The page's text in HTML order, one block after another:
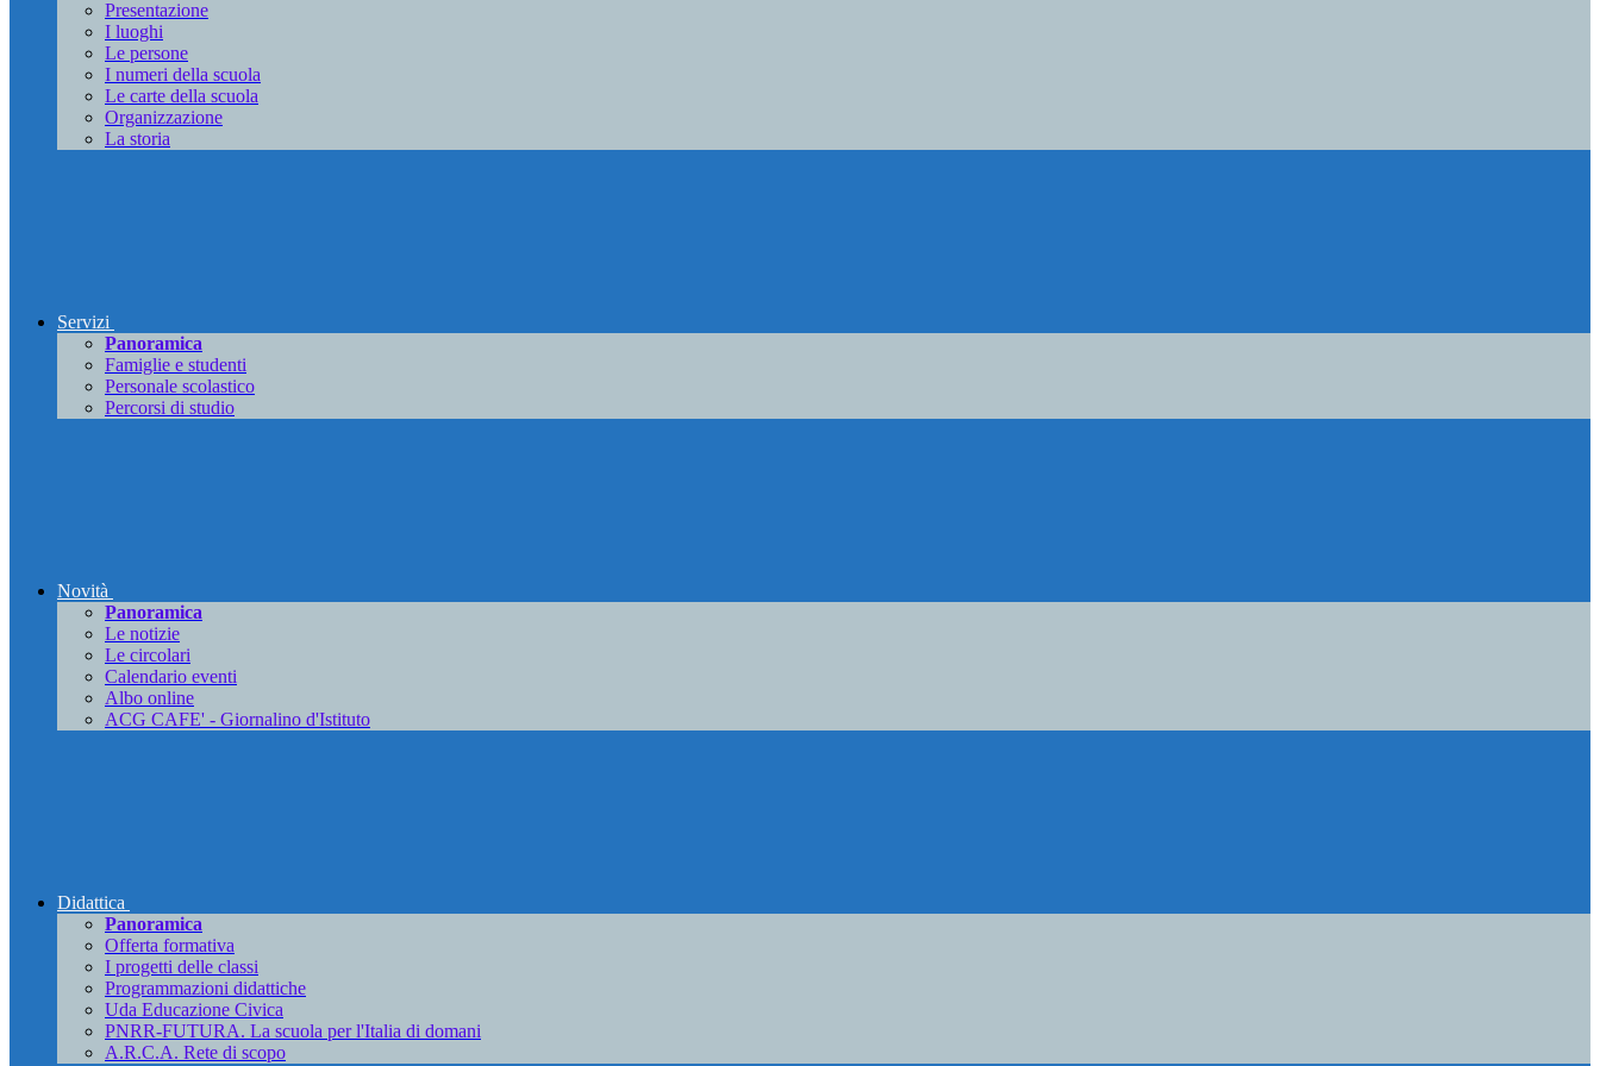
Presentazione
I luoghi
Le persone
I numeri della scuola
Le carte della scuola
Organizzazione
La storia
Servizi
Panoramica
Famiglie e studenti
Personale scolastico
Percorsi di studio
Novità
Panoramica
Le notizie
Le circolari
Calendario eventi
Albo online
ACG CAFE' - Giornalino d'Istituto
Didattica
Panoramica
Offerta formativa
I progetti delle classi
Programmazioni didattiche
Uda Educazione Civica
PNRR-FUTURA. La scuola per l'Italia di domani
A.R.C.A. Rete di scopo